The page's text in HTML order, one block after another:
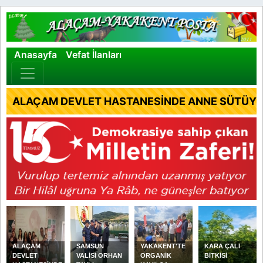
Anasayfa Vefat İlanları
ALAÇAM DEVLET HASTANESİNDE ANNE
ALAÇAM
DEVLET
SAMSUN
VALİSİ ORHAN
YAKAKENT'TE
ORGANİK
KARA ÇALI
BİTKİSİ
×